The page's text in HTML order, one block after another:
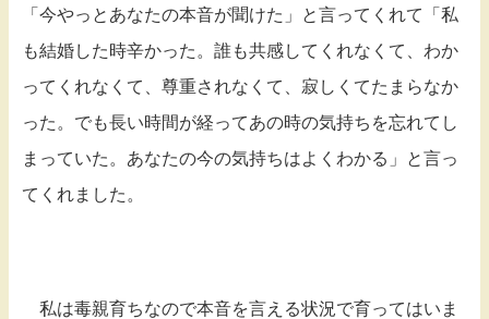
「今やっとあなたの本音が聞けた」と言ってくれて「私
も結婚した時辛かった。誰も共感してくれなくて、わか
ってくれなくて、尊重されなくて、寂しくてたまらなか
った。でも長い時間が経ってあの時の気持ちを忘れてし
まっていた。あなたの今の気持ちはよくわかる」と言っ
てくれました。
私は毒親育ちなので本音を言える状況で育ってはいま